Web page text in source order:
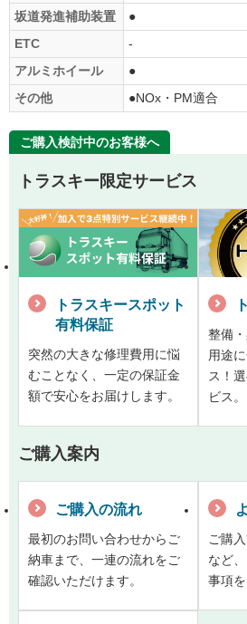
坂道発進補助装置
●
ETC
-
アルミホイール
●
その他
●NOx・PM適合
ご購入検討中のお客様へ
トラスキー限定サービス
トラスキースポット
有料保証
突然の大きな修理費用に悩
むことなく、一定の保証金
額で安心をお届けします。
整備
用途
ス！
ビス。
ご購入案内
ご購入の流れ
最初のお問い合わせからご
納車まで、一連の流れをご
確認いただけます。
ご購
など
事項